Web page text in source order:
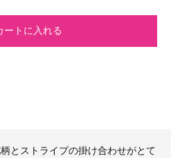
ートに入れる
とストライプの掛け合わせがとて